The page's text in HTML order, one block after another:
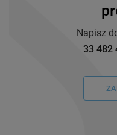
Napisz
33 482